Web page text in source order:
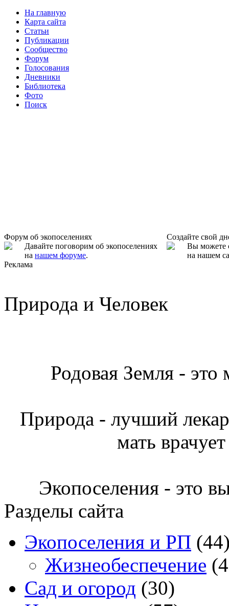
На главную
Карта сайта
Статьи
Публикации
Сообщество
Форум
Голосования
Дневники
Библиотека
Фото
Поиск
Форум об экопоселениях
Давайте поговорим об экопоселениях
на нашем форуме.
Создайте свой
Вы можете
на нашем
Реклама
Природа и Человек
Родовая Земля - это
Природа - лучший
мать
Экопоселения - это
Разделы сайта
Экопоселения и РП
Жизнеобеспечение
Сад и огород (30)